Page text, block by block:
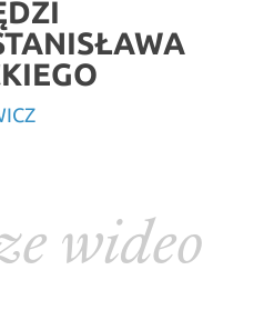
wideo